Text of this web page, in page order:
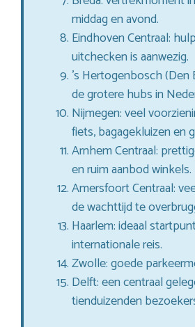
middag en avond.
Eindhoven Centraal:
uitchecken is aanwezig.
’s Hertogenbosch (Den
de grotere hubs in
Nijmegen: veel
fiets, bagagekluizen en
Arnhem Centraal:
en ruim aanbod winkels.
Amersfoort Centraal:
de wachttijd te
Haarlem: ideaal
internationale reis.
Zwolle: goede
Delft: een centraal
tienduizenden